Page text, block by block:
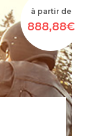
à partir de
888,88€